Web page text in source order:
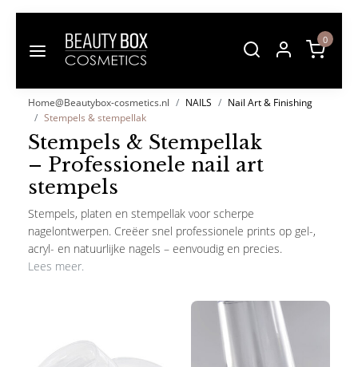
0
Home@Beautybox-cosmetics.nl NAILS
Nail Art & Finishing
Stempels & stempellak
Stempels & Stempellak
– Professionele nail art
stempels
Stempels, platen en stempellak voor scherpe
nagelontwerpen. Creëer snel professionele prints op gel-,
acryl- en natuurlijke nagels – eenvoudig en precies.
Lees meer.